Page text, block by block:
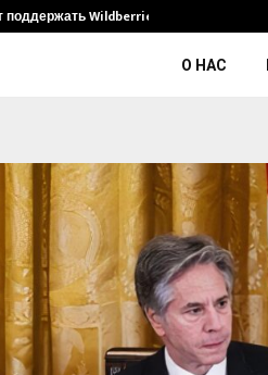
Wildberries и его…
О НАС